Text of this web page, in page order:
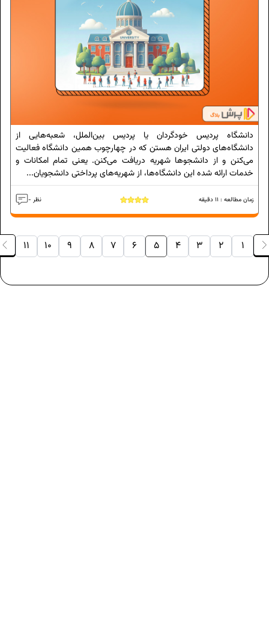
دانشگاه پردیس خودگردان یا پردیس‌ بین‌الملل، شعبه‌هایی از
دانشگاه‌های دولتی ایران هستن که در چهارچوب همین دانشگاه فعالیت
می‌کنن و از دانشجوها شهریه دریافت می‌کنن. یعنی تمام امکانات و
خدمات ارائه شده این دانشگاه‌ها، از شهریه‌های پرداختی دانشجویان...
- نظر زمان مطالعه : 11 دقیقه
1
2
3
4
5
6
7
8
9
10
11